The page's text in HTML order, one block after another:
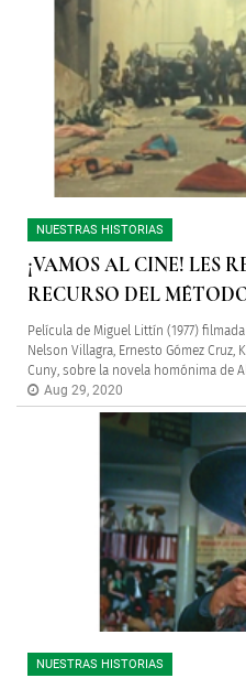
NUESTRAS HISTORIAS
¡VAMOS AL CINE! LES
RECURSO DEL
Película de Miguel Littín (1977)
Nelson Villagra, Ernesto Gómez Cruz,
Cuny, sobre la novela homónima de
Aug 29, 2020
NUESTRAS HISTORIAS